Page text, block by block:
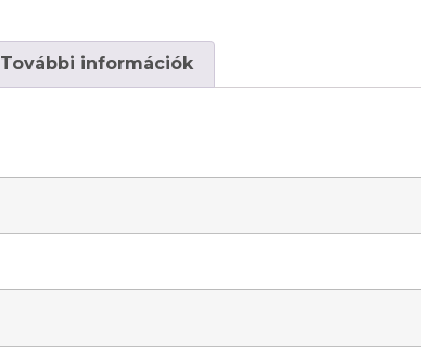
További információk